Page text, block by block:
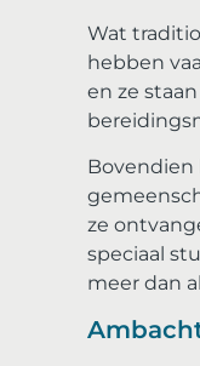
Wat
hebben
en ze
Bovendien
ze
speciaal
meer dan